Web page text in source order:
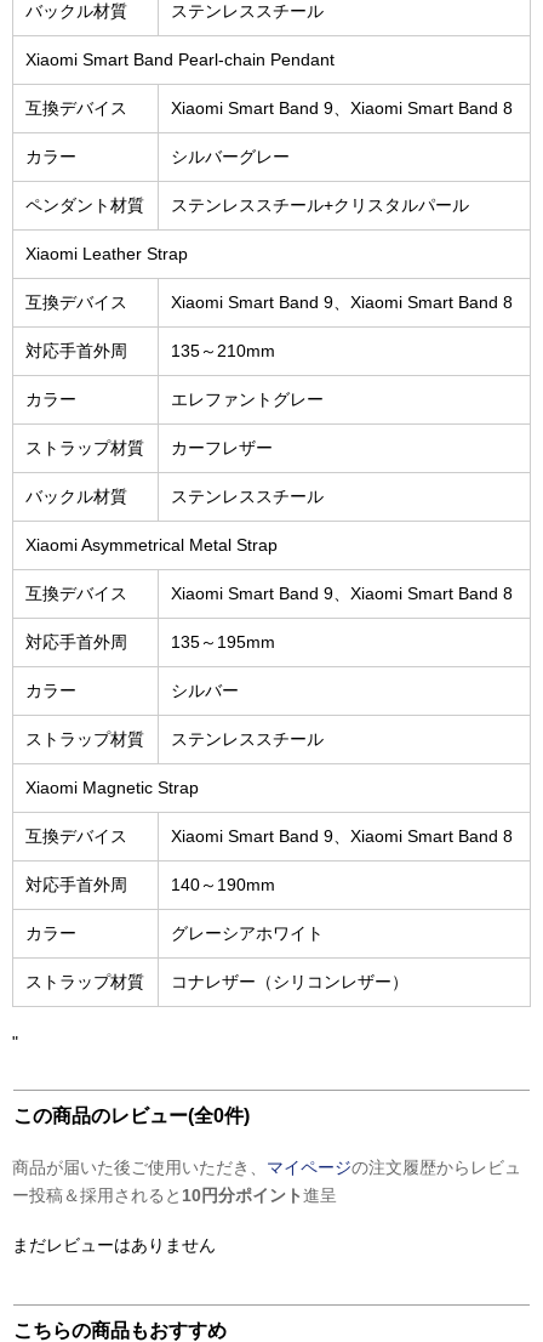
バックル材質 ステンレススチール
Xiaomi Smart Band Pearl-chain Pendant
互換デバイス Xiaomi Smart Band 9、Xiaomi Smart Band 8
カラー シルバーグレー
ペンダント材質 ステンレススチール+クリスタルパール
Xiaomi Leather Strap
互換デバイス Xiaomi Smart Band 9、Xiaomi Smart Band 8
対応手首外周 135～210mm
カラー エレファントグレー
ストラップ材質 カーフレザー
バックル材質 ステンレススチール
Xiaomi Asymmetrical Metal Strap
互換デバイス Xiaomi Smart Band 9、Xiaomi Smart Band 8
対応手首外周 135～195mm
カラー シルバー
ストラップ材質 ステンレススチール
Xiaomi Magnetic Strap
互換デバイス Xiaomi Smart Band 9、Xiaomi Smart Band 8
対応手首外周 140～190mm
カラー グレーシアホワイト
ストラップ材質 コナレザー（シリコンレザー）
"
この商品のレビュー(全0件)
商品が届いた後ご使用いただき、 マイページの注文履歴からレビュ
ー投稿＆採用されると 10円分ポイント進呈
まだレビューはありません
こちらの商品もおすすめ